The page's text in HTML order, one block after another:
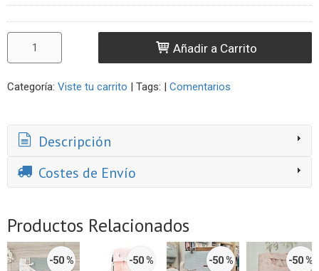
Añadir a Carrito
Categoría: Viste tu carrito Tags: Comentarios
Descripción
Costes de Envío
Productos Relacionados
-50 % -50 % -50 % -50 %